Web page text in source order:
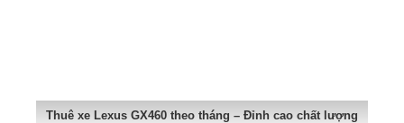
Thuê xe Lexus GX460 theo tháng – Đỉnh cao chất lượng